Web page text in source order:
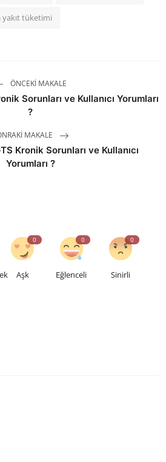
yakıt tüketimi
ÖNCEKI MAKALE
Sorunları ve Kullanıcı Yorumları
?
MAKALE
Kronik Sorunları ve Kullanıcı
Yorumları ?
0
Aşk
0
Eğlenceli
0
Sinirli